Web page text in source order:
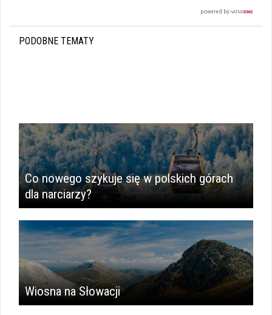
PODOBNE TEMATY
Co nowego szykuje się w polskich górach
dla narciarzy?
Wiosna na Słowacji